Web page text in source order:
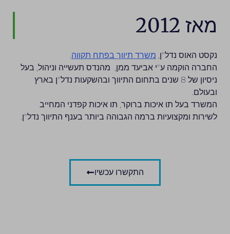
מאז 2012
נקסט האוס נדל"ן, משרד תיווך בפתח תקווה.
החברה הוקמה ע"י אביעד ממן, מהנדס תעשייה וניהול, בעל
ניסיון של 8 שנים בתחום התיווך ובהשקעות נדל"ן בארץ
ובעולם.
המשרד בעל תו איכות ברוקר, תו איכות קפדני המחייב
לשירות ומקצועיות ברמה הגבוהה ביותר בענף התיווך נדל"ן.
התקשרו עכשיו